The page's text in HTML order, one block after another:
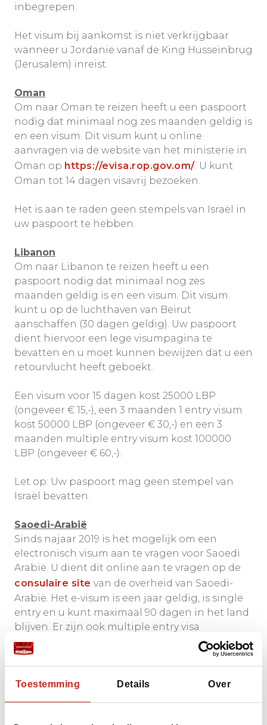
Toestemming Details Over
inbegrepen.
Het visum bij aankomst is niet verkrijgbaar
wanneer u Jordanië vanaf de King Husseinbrug
(Jerusalem) inreist.
Oman
Om naar Oman te reizen heeft u een paspoort
nodig dat minimaal nog zes maanden geldig is
en een visum. Dit visum kunt u online
aanvragen via de website van het ministerie in
Oman op https://evisa.rop.gov.om/. U kunt
Oman tot 14 dagen visavrij bezoeken.
Het is aan te raden geen stempels van Israël in
uw paspoort te hebben.
Libanon
Om naar Libanon te reizen heeft u een
paspoort nodig dat minimaal nog zes
maanden geldig is en een visum. Dit visum
kunt u op de luchthaven van Beirut
aanschaffen (30 dagen geldig). Uw paspoort
dient hiervoor een lege visumpagina te
bevatten en u moet kunnen bewijzen dat u een
retourvlucht heeft geboekt.
Een visum voor 15 dagen kost 25000 LBP
(ongeveer € 15,-), een 3 maanden 1 entry visum
kost 50000 LBP (ongeveer € 30,-) en een 3
maanden multiple entry visum kost 100000
LBP (ongeveer € 60,-).
Let op: Uw paspoort mag geen stempel van
Israël bevatten.
Saoedi-Arabië
Sinds najaar 2019 is het mogelijk om een
electronisch visum aan te vragen voor Saoedi
Arabië. U dient dit online aan te vragen op de
consulaire site van de overheid van Saoedi-
Arabië. Het e-visum is een jaar geldig, is single
entry en u kunt maximaal 90 dagen in het land
blijven. Er zijn ook multiple entry visa
verkrijgbaar. Het single entry visum kost SAR
440 (inclusief ziektekostenverzekering).
Uw paspoort moet nog minimaal zes maanden